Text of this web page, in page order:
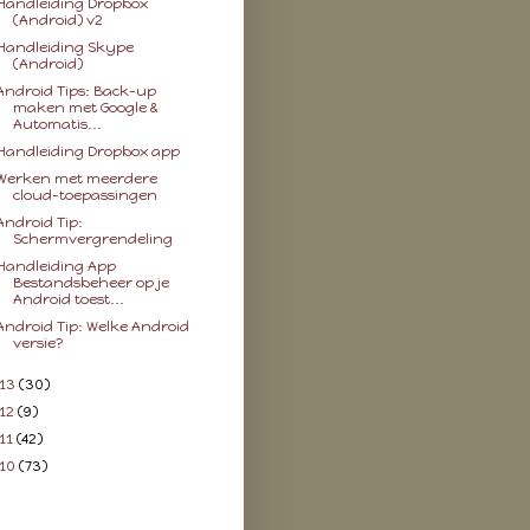
Dropbox
(Android) v2
Skype
(Android)
Tips: Back-up
maken met Google &
Automatis...
Dropbox app
met meerdere
cloud-toepassingen
Tip:
Schermvergrendeling
App
Bestandsbeheer op je
Android toest...
Tip: Welke Android
versie?
(30)
(9)
(42)
(73)